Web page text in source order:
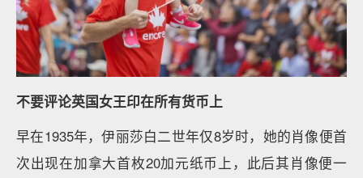
不要评论英国女王印在所有货币上
早在1935年，伊丽莎白二世年仅8岁时，她的肖像便首
次出现在加拿大首枚20加元纸币上，此后其肖像便一